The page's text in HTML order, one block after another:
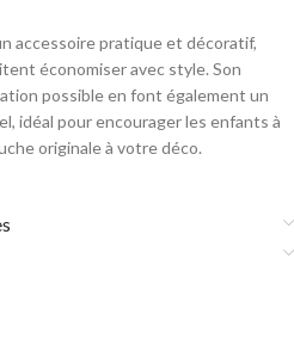
accessoire pratique et décoratif,
économiser avec style. Son
possible en font également un
idéal pour encourager les enfants à
originale à votre déco.